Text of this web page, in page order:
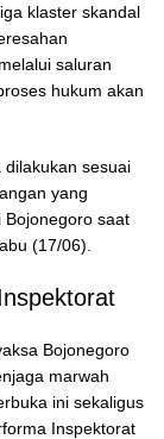
klaster skandal
saluran
hukum akan
dilakukan sesuai
yang
Bojonegoro saat
(17/06).
Bojonegoro
marwah
ini sekaligus
Inspektorat